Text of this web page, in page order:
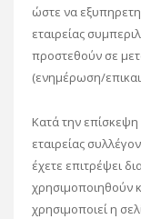
ώστε να
εταιρείας
προστεθούν σε
(ενημέρωση/
Κατά την
εταιρείας
έχετε επιτρέψει
χρησιμοποιηθούν
χρησιμοποιεί η